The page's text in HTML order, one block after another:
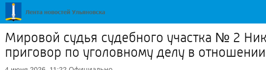
Мировой судья судебного участка № 2
приговор по уголовному делу в